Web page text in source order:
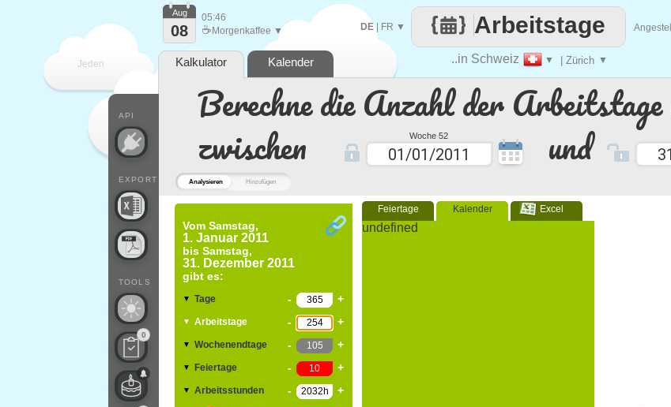
Analysieren Hinzufügen
Berechne die Anzahl der
zwischen
Woche 52 und
Vom Samstag,
1. Januar 2011
bis Samstag,
31. Dezember 2011
gibt es:
▼ Tage - +
▼ Arbeitstage - +
▼ Wochenendtage - +
▼ Feiertage - +
▼ Arbeitsstunden - +
Feiertage Kalender Excel
undefined
Jeden ..in Schweiz ▼ | Zürich ▼
Arbeitstage
DE| FR ▼
API
EXPORT
TOOLS
0
Aug
08
05:46
☕ Morgenkaffee ▼
Kalkulator Kalender